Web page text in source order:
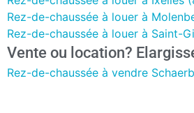
Rez-de-chaussée à louer à
Rez-de-chaussée à louer à Saint-
Vente ou location?
Rez-de-chaussée à vendre